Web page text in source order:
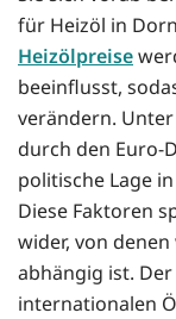
für Heizöl in
Heizölpreise
beeinflusst,
verändern.
durch den Euro-
politische Lage
Diese Faktoren
wider, von
abhängig ist.
internationalen